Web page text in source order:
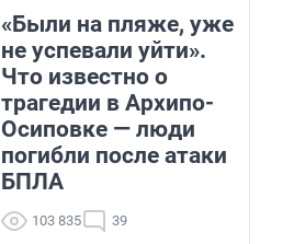
«Были на пляже, уже
не успевали уйти».
Что известно о
трагедии в Архипо-
Осиповке — люди
погибли после атаки
БПЛА
103 835 39